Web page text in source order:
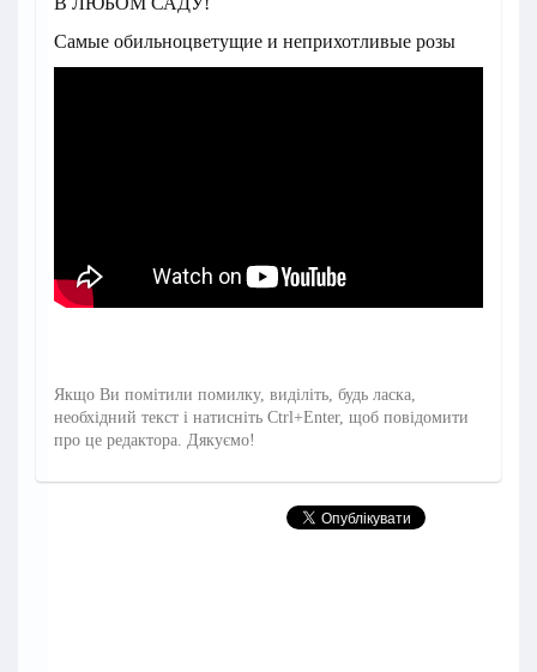
Самые обильноцветущие и неприхотливые розы
Якщо Ви помітили помилку, виділіть, будь ласка,
необхідний текст і натисніть Ctrl+Enter, щоб повідомити
про це редактора. Дякуємо!